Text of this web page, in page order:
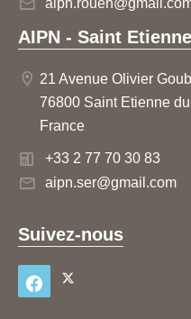
AIPN - Saint
21 Avenue Olivier
76800 Saint Etienne
France
+33 2 77 70 30 83
aipn.ser@gmail.com
Suivez-nous